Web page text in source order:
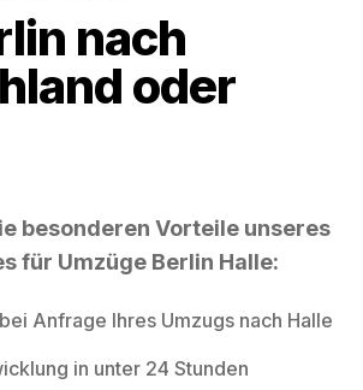
nach
oder
besonderen Vorteile unseres
für Umzüge Berlin Halle:
Anfrage Ihres Umzugs nach Halle
in unter 24 Stunden